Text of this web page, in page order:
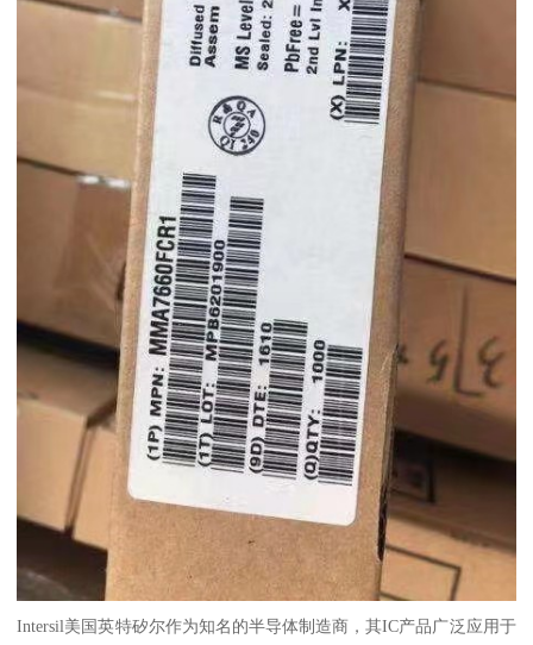
Intersil美国英特矽尔作为知名的半导体制造商，其IC产品广泛应用于